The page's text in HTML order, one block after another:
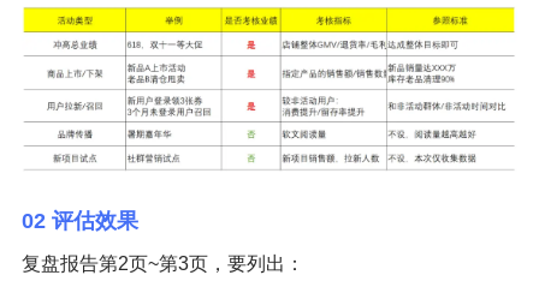
02 评估效果
复盘报告第2页~第3页，要列出：